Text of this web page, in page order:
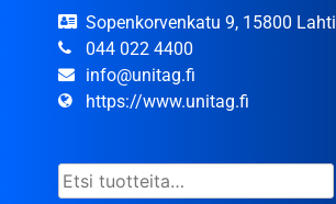
Sopenkorvenkatu 9, 15800 Lahti
044 022 4400
info@unitag.fi
https://www.unitag.fi
Etsi: